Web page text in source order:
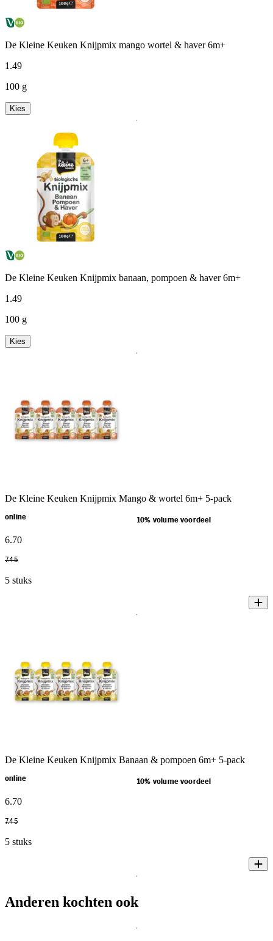
De Kleine Keuken Knijpmix mango wortel & haver 6m+
1 .49
100 g
Kies
De Kleine Keuken Knijpmix banaan, pompoen & haver 6m+
1 .49
100 g
Kies
De Kleine Keuken Knijpmix Mango & wortel 6m+ 5-pack
online 10% volume voordeel
6.70
7.45
5 stuks
De Kleine Keuken Knijpmix Banaan & pompoen 6m+ 5-pack
online 10% volume voordeel
6.70
7.45
5 stuks
Anderen kochten ook